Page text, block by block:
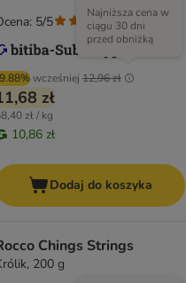
wcześniej 12,96 zł
Najniższa cena w
ciągu 30 dni
przed obniżką
zł
zł / kg
10,86 zł
5/5 ( 2)
Dodaj do koszyka
Chings Strings
200 g